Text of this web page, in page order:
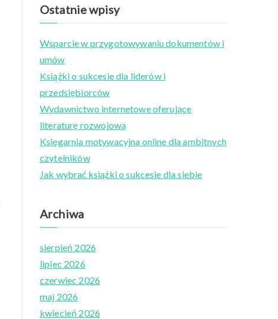
Ostatnie wpisy
Wsparcie w przygotowywaniu dokumentów i
umów
Książki o sukcesie dla liderów i
przedsiębiorców
Wydawnictwo internetowe oferujące
literaturę rozwojową
Księgarnia motywacyjna online dla ambitnych
czytelników
Jak wybrać książki o sukcesie dla siebie
Archiwa
sierpień 2026
lipiec 2026
czerwiec 2026
maj 2026
kwiecień 2026